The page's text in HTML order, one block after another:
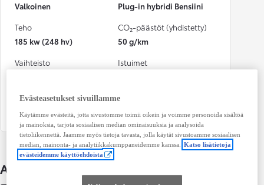
Valkoinen
Plug-in hybridi Bensiini
Teho
185 kw (248 hv)
CO₂-päästöt (yhdistetty)
50 g/km
Vaihteisto
Istuimet
Ovet
Auton lisätiedot
Evästeasetukset sivuillamme
Käytämme evästeitä, jotta sivustomme toimii oikein ja voimme personoida sisältöä
ja mainoksia, tarjota sosiaalisen median ominaisuuksia ja analysoida
tietoliikennettä. Jaamme myös tietoja tavasta, jolla käytät sivustoamme sosiaalisen
median, mainonta- ja analytiikkakumppaneidemme kanssa.
Katso lisätietoja
evästeidemme käyttöehdoista